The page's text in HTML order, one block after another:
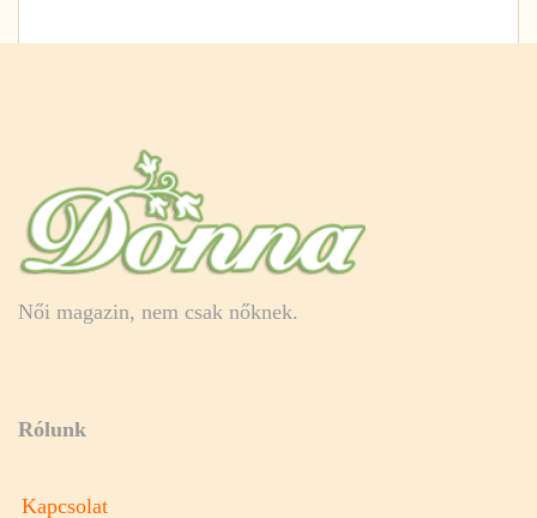
Női magazin, nem csak nőknek.
Rólunk
Kapcsolat